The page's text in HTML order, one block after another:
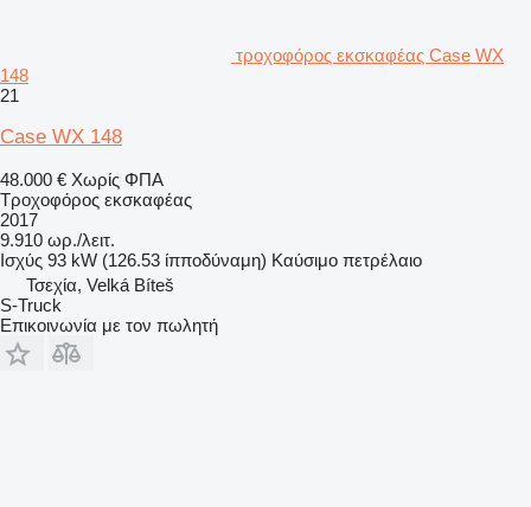
τροχοφόρος εκσκαφέας Case WX
148
21
Case WX 148
48.000 € Χωρίς ΦΠΑ
Τροχοφόρος εκσκαφέας
2017
9.910 ωρ./λειτ.
Ισχύς 93 kW (126.53 ίπποδύναμη) Καύσιμο πετρέλαιο
Τσεχία, Velká Bíteš
S-Truck
Επικοινωνία με τον πωλητή